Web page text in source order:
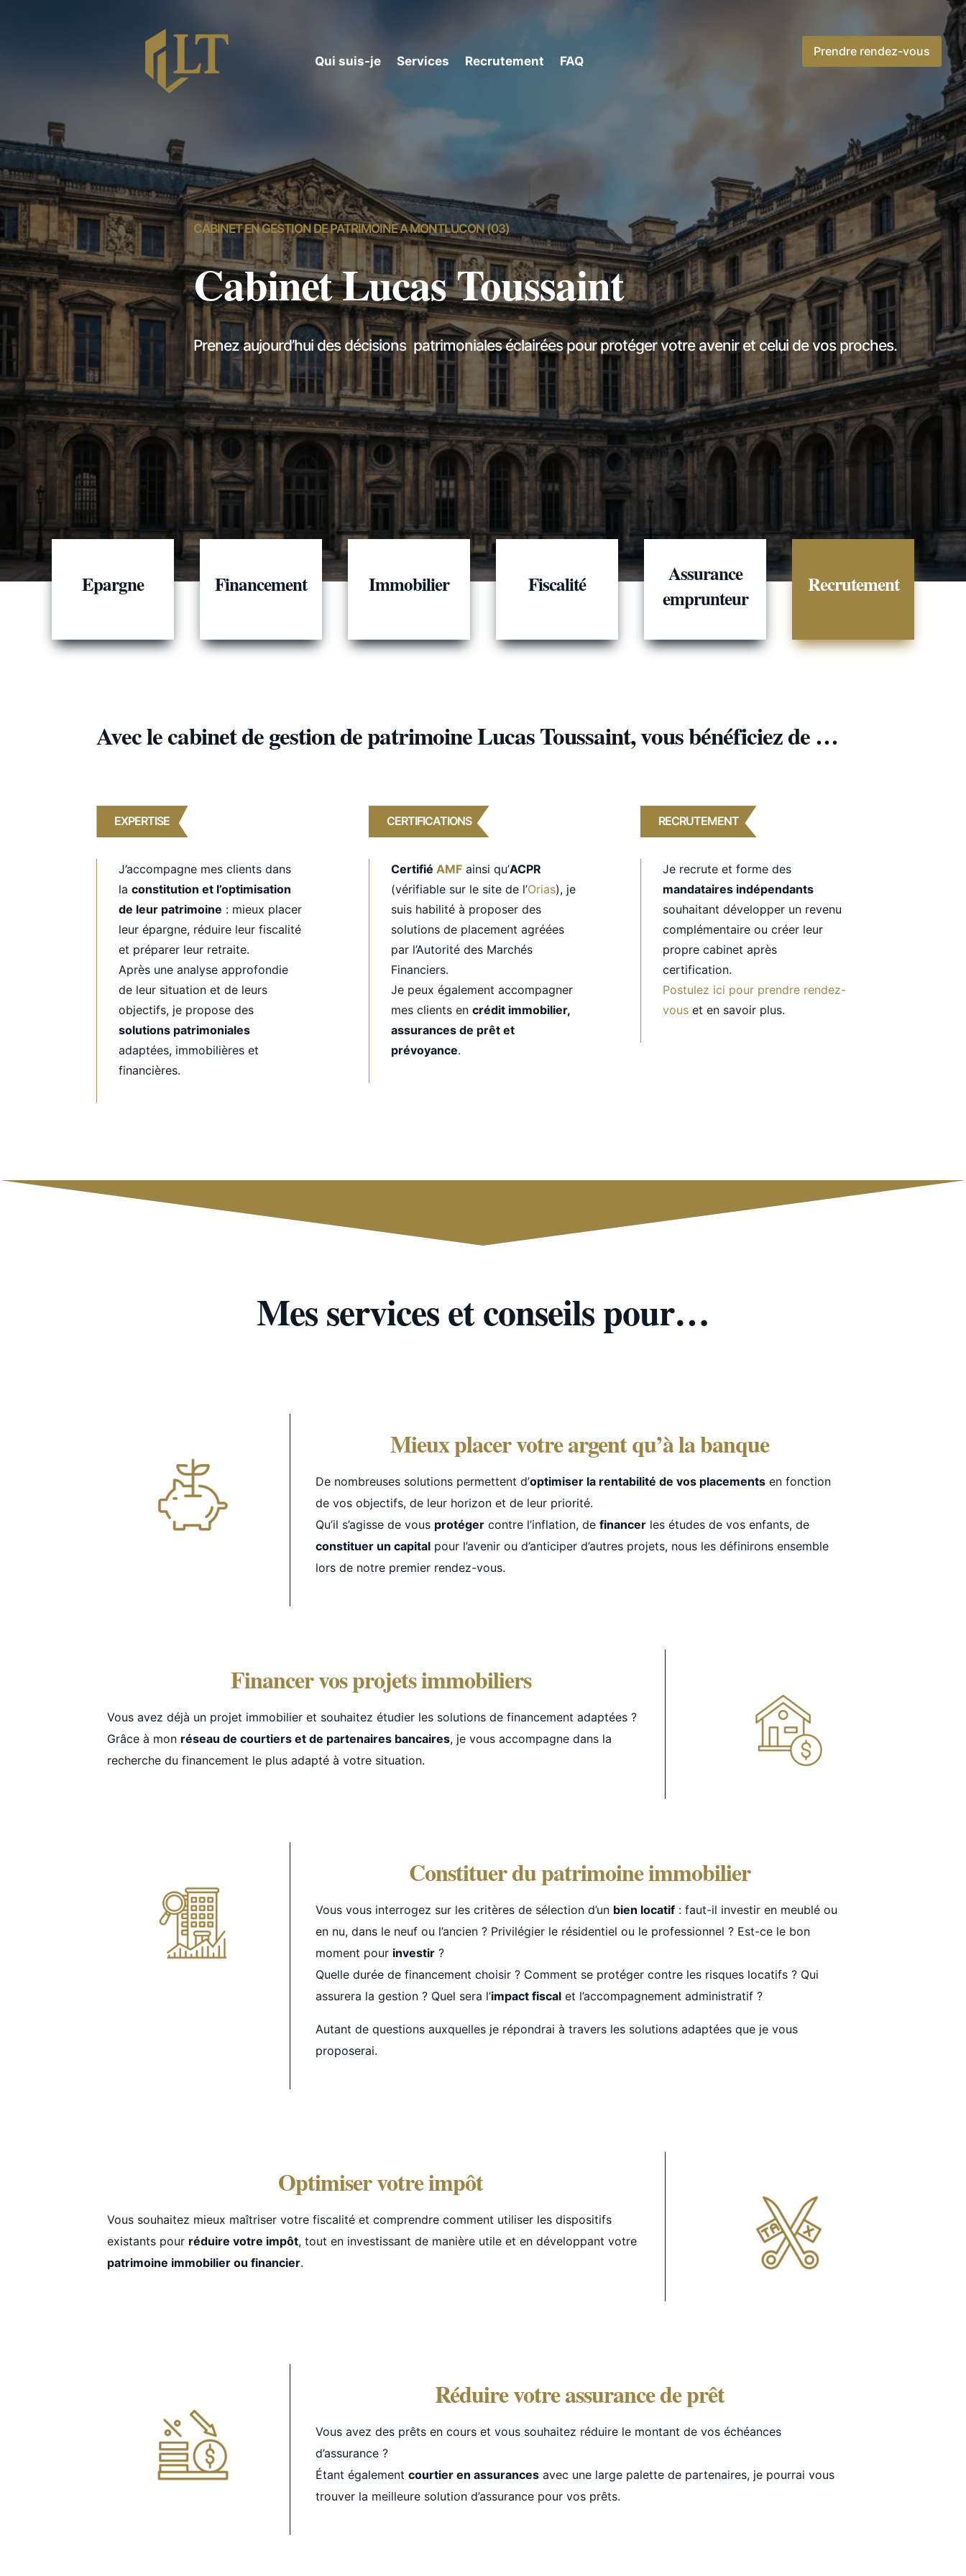
Qui suis-je Services Recrutement FAQ
Prendre rendez-vous
CABINET EN GESTION DE PATRIMOINE A MONTLUCON (03)
Cabinet Lucas Toussaint
Prenez aujourd’hui des décisions patrimoniales éclairées pour protéger votre avenir et celui de vos proches.
Epargne Financement Immobilier Fiscalité
Assurance
emprunteur
Recrutement
Avec le cabinet de gestion de patrimoine Lucas Toussaint, vous bénéficiez de …
EXPERTISE
J’accompagne mes clients dans
laconstitution et l’optimisation
de leur patrimoine : mieux placer
leur épargne, réduire leur fiscalité
et préparer leur retraite.
Après une analyse approfondie
de leur situation et de leurs
objectifs, je propose des
solutions patrimoniales
adaptées, immobilières et
financières.
CERTIFICATIONS
Certifié AMFainsi qu’ACPR
(vérifiable sur le site de l’Orias), je
suis habilité à proposer des
solutions de placement agréées
par l’Autorité des Marchés
Financiers.
Je peux également accompagner
mes clients en crédit immobilier,
assurances de prêt et
prévoyance.
RECRUTEMENT
Je recrute et forme des
mandataires indépendants
souhaitant développer un revenu
complémentaire ou créer leur
propre cabinet après
certification.
Postulez ici pour prendre rendez-
vouset en savoir plus.
Mes services et conseils pour…
Mieux placer votre argent qu’à la banque
De nombreuses solutions permettent d’optimiser la rentabilité de vos placements en fonction
de vos objectifs, de leur horizon et de leur priorité.
Qu’il s’agisse de vous protéger contre l’inflation, definancer les études de vos enfants, de
constituer un capital pour l’avenir ou d’anticiper d’autres projets, nous les définirons ensemble
lors de notre premier rendez-vous.
Financer vos projets immobiliers
Vous avez déjà un projet immobilier et souhaitez étudier les solutions de financement adaptées ?
Grâce à mon réseau de courtiers et de partenaires bancaires, je vous accompagne dans la
recherche du financement le plus adapté à votre situation.
Constituer du patrimoine immobilier
Vous vous interrogez sur les critères de sélection d’un bien locatif : faut-il investir en meublé ou
en nu, dans le neuf ou l’ancien ? Privilégier le résidentiel ou le professionnel ? Est-ce le bon
moment pour investir ?
Quelle durée de financement choisir ? Comment se protéger contre les risques locatifs ? Qui
assurera la gestion ? Quel sera l’impact fiscal et l’accompagnement administratif ?
Autant de questions auxquelles je répondrai à travers les solutions adaptées que je vous
proposerai.
Optimiser votre impôt
Vous souhaitez mieux maîtriser votre fiscalité et comprendre comment utiliser les dispositifs
existants pour réduire votre impôt, tout en investissant de manière utile et en développant votre
patrimoine immobilier ou financier.
Réduire votre assurance de prêt
Vous avez des prêts en cours et vous souhaitez réduire le montant de vos échéances
d’assurance ?
Étant égalementcourtier en assurances avec une large palette de partenaires, je pourrai vous
trouver la meilleure solution d’assurance pour vos prêts.